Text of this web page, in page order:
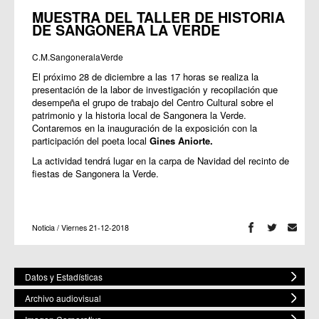
MUESTRA DEL TALLER DE HISTORIA
DE SANGONERA LA VERDE
C.M.SangoneralaVerde
El próximo 28 de diciembre a las 17 horas se realiza la
presentación de la labor de investigación y recopilación que
desempeña el grupo de trabajo del Centro Cultural sobre el
patrimonio y la historia local de Sangonera la Verde.
Contaremos en la inauguración de la exposición con la
participación del poeta local Gines Aniorte.
La actividad tendrá lugar en la carpa de Navidad del recinto de
fiestas de Sangonera la Verde.
Noticia / Viernes 21-12-2018
Datos y Estadísticas
Archivo audiovisual